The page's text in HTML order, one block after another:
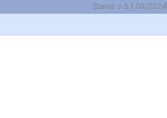
Stand: v.5.1 09/2024